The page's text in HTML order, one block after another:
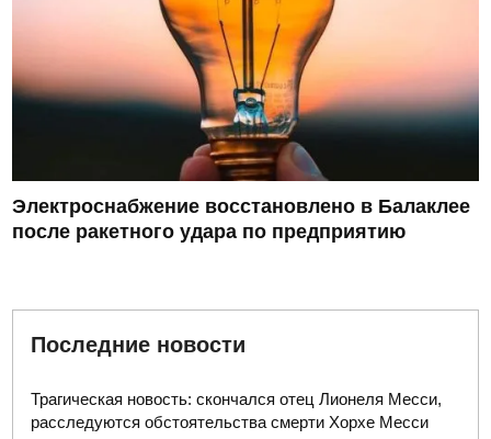
Электроснабжение восстановлено в Балаклее
после ракетного удара по предприятию
Последние новости
Трагическая новость: скончался отец Лионеля Месси,
расследуются обстоятельства смерти Хорхе Месси